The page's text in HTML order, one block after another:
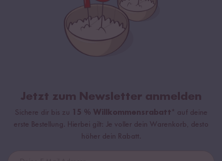
Jetzt zum Newsletter anmelden
Sichere dir bis zu 15 % Willkommensrabatt* auf deine
erste Bestellung. Hierbei gilt: Je voller dein Warenkorb, desto
höher dein Rabatt.